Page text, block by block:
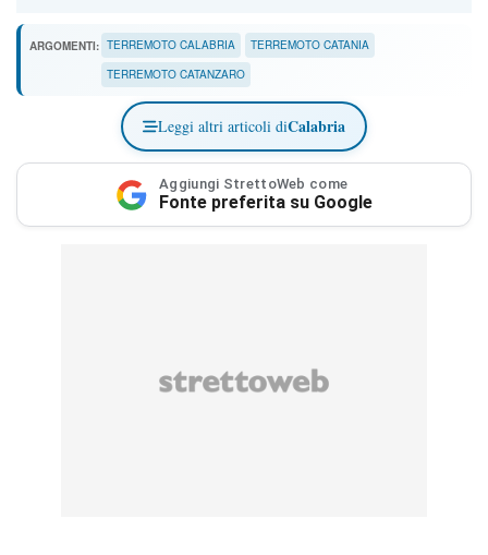
ARGOMENTI: TERREMOTO CALABRIA
TERREMOTO CATANIA
TERREMOTO CATANZARO
Leggi altri articoli diCalabria
Aggiungi StrettoWeb come
Fonte preferita su Google